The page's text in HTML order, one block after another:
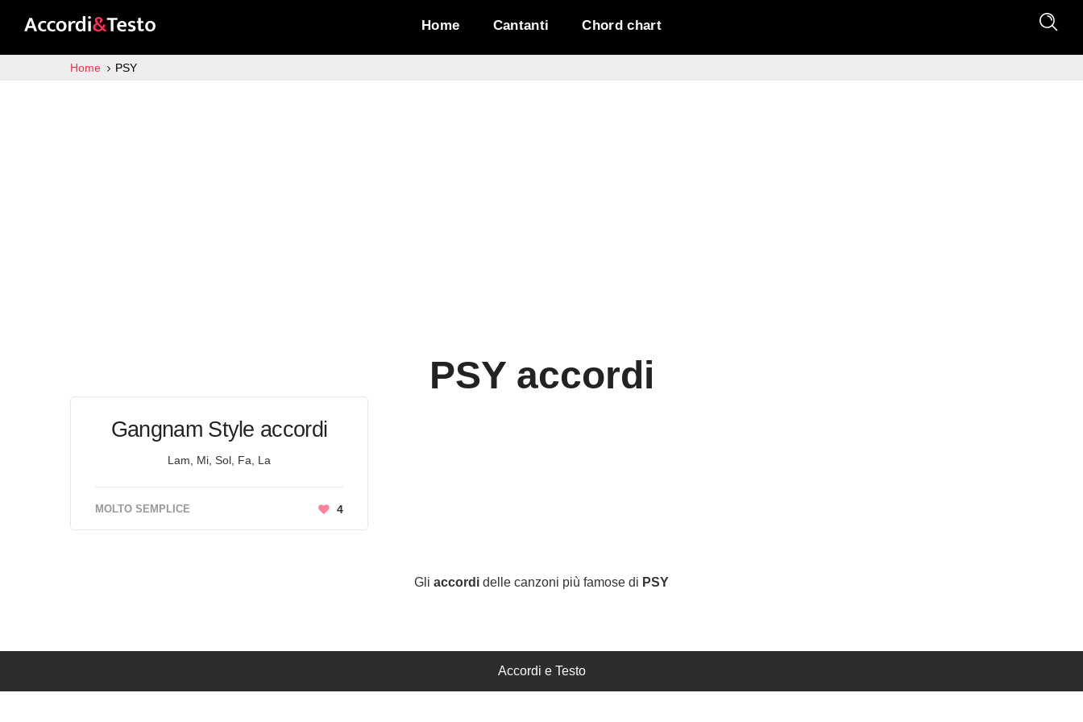
Home Cantanti Chord chart
Home PSY
PSYaccordi
Gangnam Style accordi
Lam, Mi, Sol, Fa, La
MOLTO SEMPLICE 4
Gli accordi delle canzoni più famose di PSY
Accordi e Testo